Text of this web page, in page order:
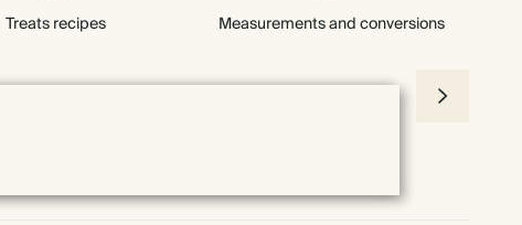
Treats recipes Measurements and conversions